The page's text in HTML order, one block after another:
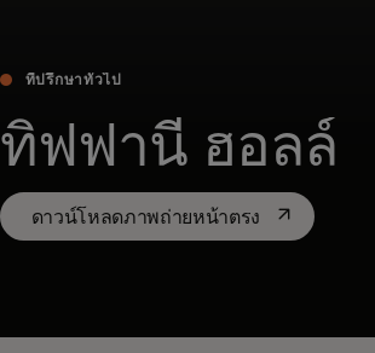
ที่ปรึกษาทั่วไป
ทิฟฟานี่ ฮอลล์
ดาวน์โหลดภาพถ่ายหน้าตรง opens in a